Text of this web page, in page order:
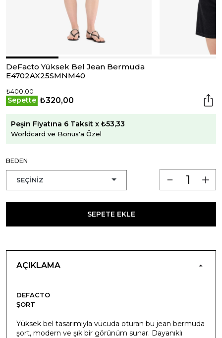
DeFacto Yüksek Bel Jean Bermuda
E4702AX25SMNM40
₺400,00
Sepette ₺320,00
Peşin Fiyatına 6 Taksit x ₺53,33
Worldcard ve Bonus'a Özel
BEDEN
SEPETE EKLE
AÇIKLAMA
DEFACTO
ŞORT
Yüksek bel tasarımıyla vücuda oturan bu jean bermuda
şort, modern ve şık bir görünüm sunar. Dayanıklı